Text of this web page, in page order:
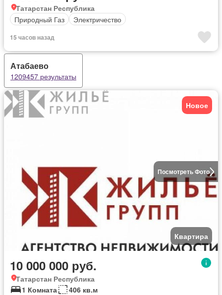
Татарстан Республика
Природный Газ
Электричество
15 часов назад
Атабаево
1209457 результаты
Посмотреть Фото
Новое
Квартира
10 000 000 руб.
Татарстан Республика
1 Комната
406 кв.м